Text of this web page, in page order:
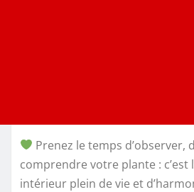
Prenez le temps d’observer,
comprendre votre plante : c’est
intérieur plein de vie et